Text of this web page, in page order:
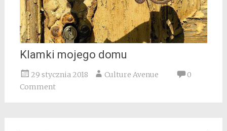
Klamki mojego domu
29 stycznia 2018 Culture Avenue
0
Comment